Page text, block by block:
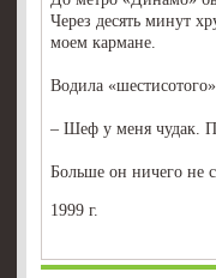
Через десять минут
моем кармане.
Водила
– Шеф у меня чудак.
Больше он ничего не
1999 г.